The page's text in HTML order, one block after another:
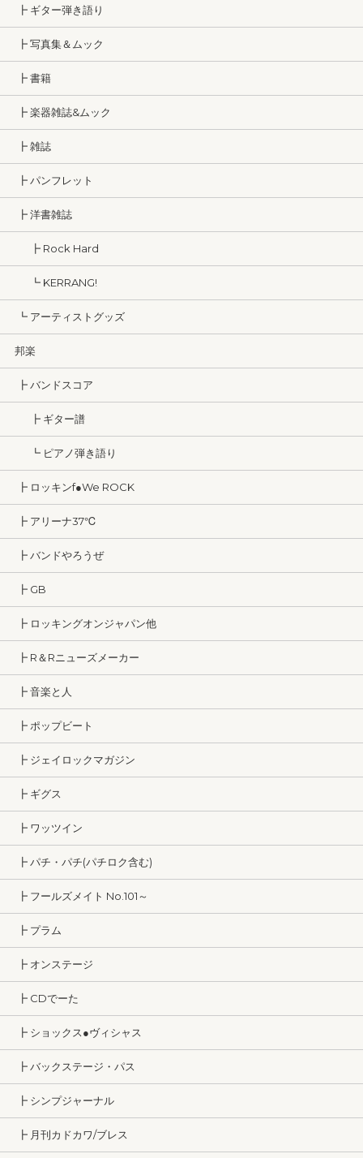
┣ ギター弾き語り
┣ 写真集＆ムック
┣ 書籍
┣ 楽器雑誌&ムック
┣ 雑誌
┣ パンフレット
┣ 洋書雑誌
┣ Rock Hard
┗ KERRANG!
┗ アーティストグッズ
邦楽
┣ バンドスコア
┣ ギター譜
┗ ピアノ弾き語り
┣ ロッキンf●We ROCK
┣ アリーナ37℃
┣ バンドやろうぜ
┣ GB
┣ ロッキングオンジャパン他
┣ R＆Rニューズメーカー
┣ 音楽と人
┣ ポップビート
┣ ジェイロックマガジン
┣ ギグス
┣ ワッツイン
┣ パチ・パチ(パチロク含む)
┣ フールズメイト No.101～
┣ プラム
┣ オンステージ
┣ CDでーた
┣ ショックス●ヴィシャス
┣ バックステージ・パス
┣ シンプジャーナル
┣ 月刊カドカワ/ブレス